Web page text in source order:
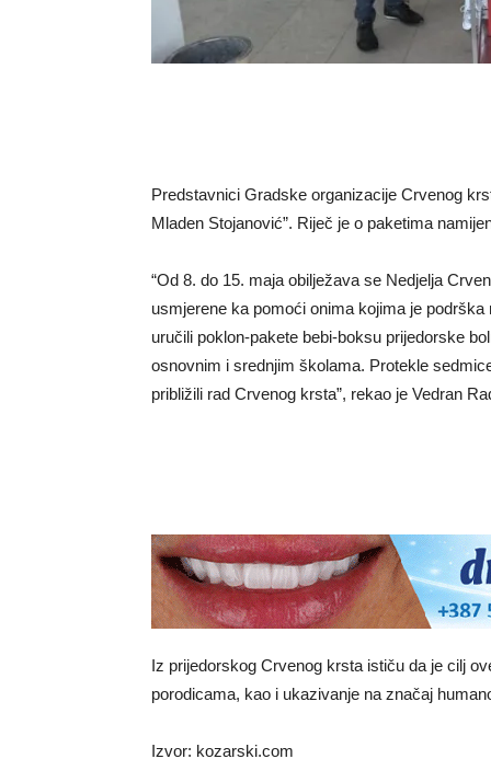
Predstavnici Gradske organizacije Crvenog
Mladen Stojanović”. Riječ je o paketima
“Od 8. do 15. maja obilježava se Nedjelja
usmjerene ka pomoći onima kojima je
uručili poklon-pakete bebi-boksu prijedorske
osnovnim i srednjim školama. Protekle
približili rad Crvenog krsta”, rekao je Vedran
Iz prijedorskog Crvenog krsta ističu da je cilj
porodicama, kao i ukazivanje na značaj
Izvor: kozarski.com